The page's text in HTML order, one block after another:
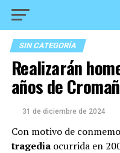
SIN CATEGORÍA
Realizarán
años de
31 de diciembre de 2024
Con motivo de
tragedia ocurrida en